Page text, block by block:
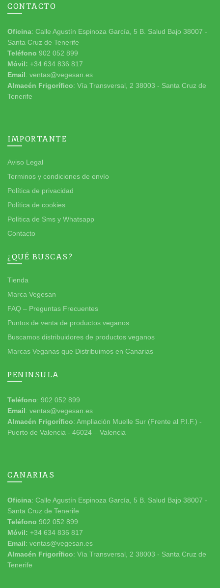
CONTACTO
Oficina: Calle Agustín Espinoza García, 5 B. Salud Bajo 38007 -
Santa Cruz de Tenerife
Teléfono 902 052 899
Móvil: +34 634 836 817
Email: ventas@vegesan.es
Almacén Frigorífico: Vía Transversal, 2 38003 - Santa Cruz de
Tenerife
IMPORTANTE
Aviso Legal
Terminos y condiciones de envío
Política de privacidad
Política de cookies
Política de Sms y Whatsapp
Contacto
¿QUÉ BUSCAS?
Tienda
Marca Vegesan
FAQ – Preguntas Frecuentes
Puntos de venta de productos veganos
Buscamos distribuidores de productos veganos
Marcas Veganas que Distribuimos en Canarias
PENINSULA
Teléfono: 902 052 899
Email: ventas@vegesan.es
Almacén Frigorífico: Ampliación Muelle Sur (Frente al P.I.F.) -
Puerto de Valencia - 46024 – Valencia
CANARIAS
Oficina: Calle Agustín Espinoza García, 5 B. Salud Bajo 38007 -
Santa Cruz de Tenerife
Teléfono 902 052 899
Móvil: +34 634 836 817
Email: ventas@vegesan.es
Almacén Frigorífico: Vía Transversal, 2 38003 - Santa Cruz de
Tenerife